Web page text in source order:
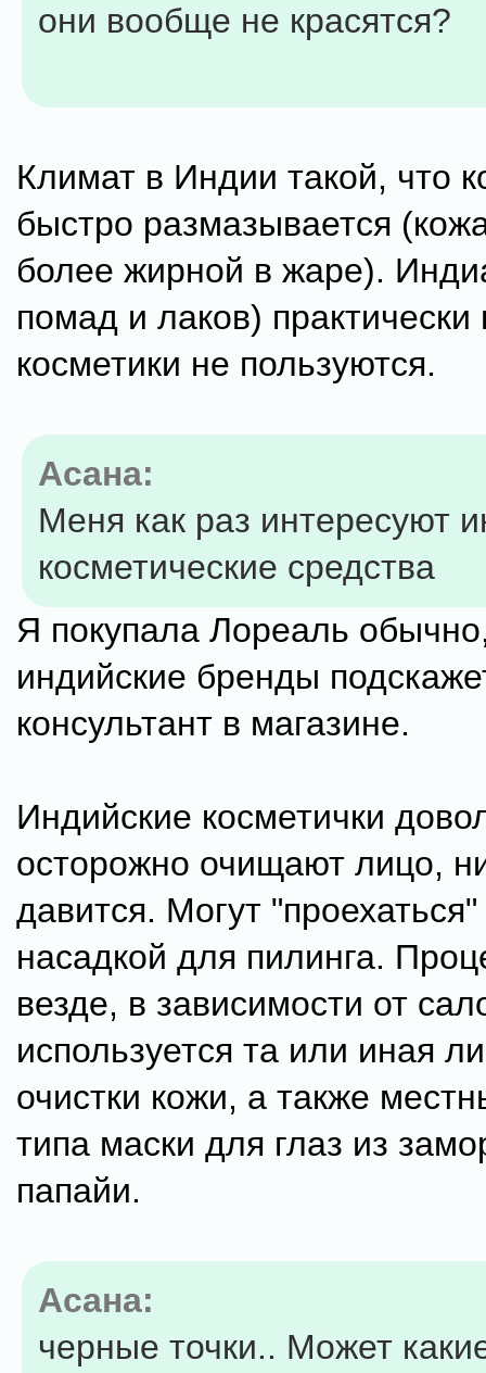
они вообще не красятся?
Климат в Индии такой, что
быстро размазывается
более жирной в жаре).
помад и лаков) практически
косметики не пользуются.
Асана:
Меня как раз интересуют
косметические средства
Я покупала Лореаль
индийские бренды
консультант в магазине.
Индийские косметички
осторожно очищают лицо,
давится. Могут
насадкой для пилинга.
везде, в зависимости от
используется та или иная
очистки кожи, а также
типа маски для глаз из
папайи.
Асана:
черные точки.. Может